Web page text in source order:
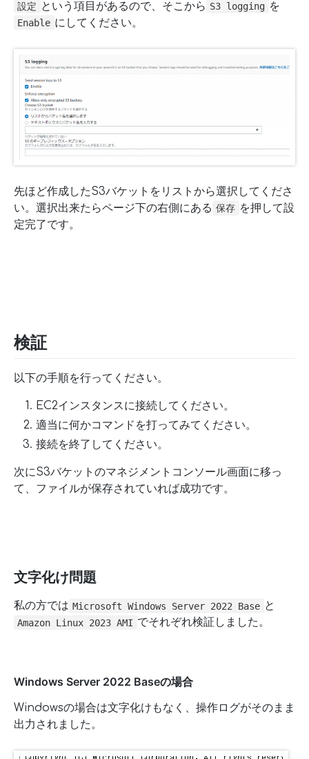
設定 という項目があるので、そこから S3 logging を
Enable にしてください。
先ほど作成したS3バケットをリストから選択してくださ
い。選択出来たらページ下の右側にある 保存 を押して設
定完了です。
検証
以下の手順を行ってください。
EC2インスタンスに接続してください。
適当に何かコマンドを打ってみてください。
接続を終了してください。
次にS3バケットのマネジメントコンソール画面に移っ
て、ファイルが保存されていれば成功です。
文字化け問題
私の方では Microsoft Windows Server 2022 Base と
Amazon Linux 2023 AMI でそれぞれ検証しました。
Windows Server 2022 Baseの場合
Windowsの場合は文字化けもなく、操作ログがそのまま
出力されました。